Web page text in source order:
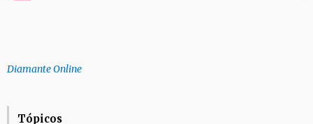
Diamante Online
Tópicos